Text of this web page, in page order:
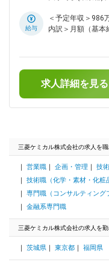
連携まで、提案
変革を直接リー
＞ 1．案件推進 ・
おいて、説得力を
経験をもとに、自
ら、案件組成から
ジェクトを推進
り広範かつ上流の戦略
・残業時間：閑散
出社ベースですがリモート
制：社内人材に加
以上）を筆頭に
らの出向者によっ
でDEIに富んだ職
M&A案件を担当
給与
＜予定年収＞986
内訳＞月額（基本
性によっては上
は、嘱託契約（有
準と雇用形態は
求人詳細を見る
三菱ケミカル株式会社の求人を
営業職 企画・管理
技
技術職（化学・素材・化粧
専門職（コンサルティング
金融系専門職
三菱ケミカル株式会社の求人を
茨城県 東京都 福岡県